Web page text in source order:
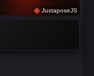
JuxtaposeJS